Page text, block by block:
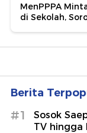
MenPPPA
di Sekolah,
Berita
#1
Sosok
TV hingga